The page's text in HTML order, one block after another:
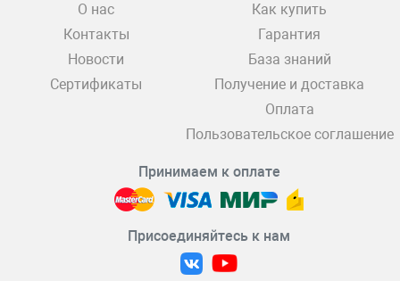
О нас
Контакты
Новости
Сертификаты
Как купить
Гарантия
База знаний
Получение и доставка
Оплата
Пользовательское соглашение
Принимаем к оплате
Присоединяйтесь к нам